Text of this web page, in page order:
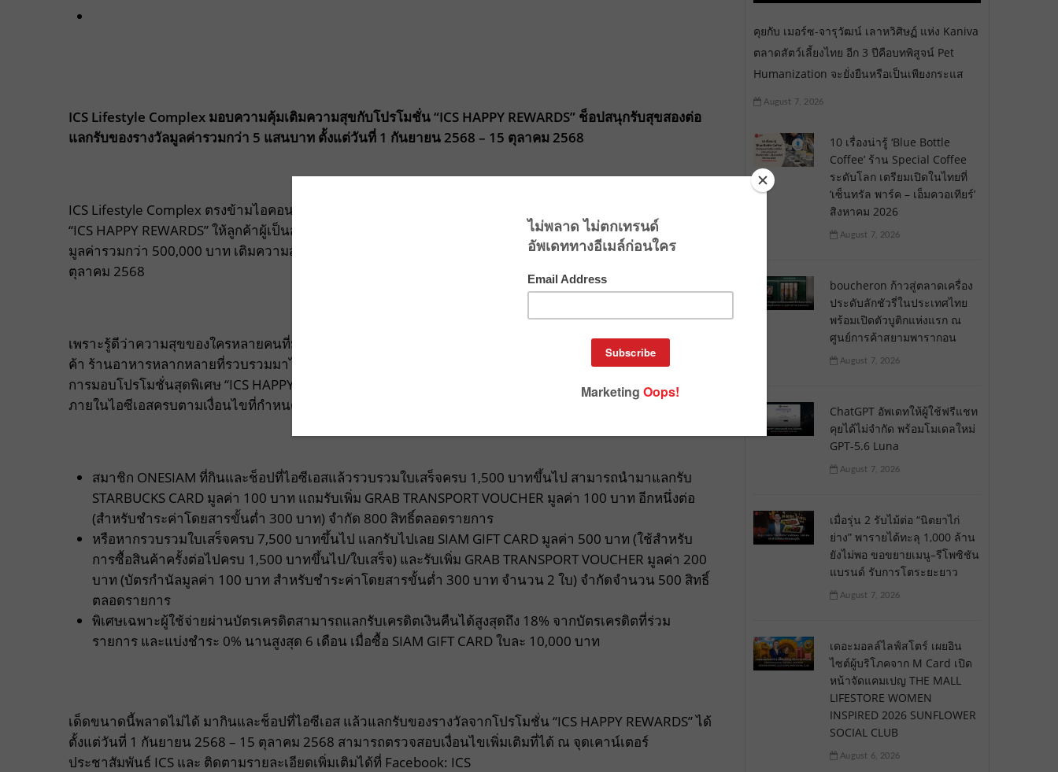
ICS Lifestyle Complex มอบความคุ้มเติมความสุขกับโปรโมชั่น “ICS HAPPY REWARDS” ช็อปสนุกรับสุขสองต่อ
แลกรับของรางวัลมูลค่ารวมกว่า 5 แสนบาท ตั้งแต่วันที่ 1 กันยายน 2568 – 15 ตุลาคม 2568
ICS Lifestyle Complex ตรงข้ามไอคอนสยาม เอาใจขาช้อปและนักชิม ด้วยโปรโมชั่นส่งท้ายปลายฝนต้นหนาว
“ICS HAPPY REWARDS” ให้ลูกค้าผู้เป็นสมาชิก ONESIAM เพลิดเพลินกับการใช้จ่าย แล้วแลกรับของรางวัลสุดพิเศษ
มูลค่ารวมกว่า 500,000 บาท เติมความสุขให้อิ่มอร่อยและช็อปปิ้งแบบคุ้ม ๆ ตั้งแต่วันที่ 1 กันยายน 2568– 15
ตุลาคม 2568
เพราะรู้ดีว่าความสุขของใครหลายคนที่มาเยือนไอซีเอส คือการได้เลือกซื้อของถูกใจ และลิ้มรสความอร่อย จากร้าน
ค้า ร้านอาหารหลากหลายที่รวบรวมมาไว้ครบจบในที่เดียว ไอซีเอสจึงขอเพิ่มรอยยิ้ม เติมความสุขให้มากขึ้น ด้วย
การมอบโปรโมชั่นสุดพิเศษ “ICS HAPPY REWARDS” ที่ไม่ว่าจะกินหรือช็อปก็เพลินได้แบบสุดคุ้ม เพราะเพียงใช้จ่าย
ภายในไอซีเอสครบตามเงื่อนไขที่กำหนดก็แลกรับของรางวัลได้ทันที
สมาชิก ONESIAM ที่กินและช็อปที่ไอซีเอสแล้วรวบรวมใบเสร็จครบ 1,500 บาทขึ้นไป สามารถนำมาแลกรับ
STARBUCKS CARD มูลค่า 100 บาท แถมรับเพิ่ม GRAB TRANSPORT VOUCHER มูลค่า 100 บาท อีกหนึ่งต่อ
(สำหรับชำระค่าโดยสารขั้นต่ำ 300 บาท) จำกัด 800 สิทธิ์ตลอดรายการ
หรือหากรวบรวมใบเสร็จครบ 7,500 บาทขึ้นไป แลกรับไปเลย SIAM GIFT CARD มูลค่า 500 บาท (ใช้สำหรับ
การซื้อสินค้าครั้งต่อไปครบ 1,500 บาทขึ้นไป/ใบเสร็จ) และรับเพิ่ม GRAB TRANSPORT VOUCHER มูลค่า 200
บาท (บัตรกำนัลมูลค่า 100 บาท สำหรับชำระค่าโดยสารขั้นต่ำ 300 บาท จำนวน 2 ใบ) จำกัดจำนวน 500 สิทธิ์
ตลอดรายการ
พิเศษเฉพาะผู้ใช้จ่ายผ่านบัตรเครดิตสามารถแลกรับเครดิตเงินคืนได้สูงสุดถึง 18% จากบัตรเครดิตที่ร่วม
รายการ และแบ่งชำระ 0% นานสูงสุด 6 เดือน เมื่อซื้อ SIAM GIFT CARD ใบละ 10,000 บาท
เด็ดขนาดนี้พลาดไม่ได้ มากินและช็อปที่ไอซีเอส แล้วแลกรับของรางวัลจากโปรโมชั่น “ICS HAPPY REWARDS” ได้
ตั้งแต่วันที่ 1 กันยายน 2568 – 15 ตุลาคม 2568 สามารถตรวจสอบเงื่อนไขเพิ่มเติมที่ได้ ณ จุดเคาน์เตอร์
ประชาสัมพันธ์ ICS และ ติดตามรายละเอียดเพิ่มเติมได้ที่ Facebook: ICS
คุยกับ เมอร์ซ-จารุวัฒน์ เลาหวิศิษฏ์ แห่ง Kaniva
ตลาดสัตว์เลี้ยงไทย อีก 3 ปีคือบทพิสูจน์ Pet
Humanization จะยั่งยืนหรือเป็นเพียงกระแส
August 7, 2026
10 เรื่องน่ารู้ ‘Blue Bottle
Coffee’ ร้าน Special Coffee
ระดับโลก เตรียมเปิดในไทยที่
‘เซ็นทรัล พาร์ค – เอ็มควอเทียร์’
สิงหาคม 2026
August 7, 2026
boucheron ก้าวสู่ตลาดเครื่อง
ประดับลักชัวรี่ในประเทศไทย
พร้อมเปิดตัวบูติกแห่งแรก ณ
ศูนย์การค้าสยามพารากอน
August 7, 2026
ChatGPT อัพเดทให้ผู้ใช้ฟรีแชท
คุยได้ไม่จำกัด พร้อมโมเดลใหม่
GPT-5.6 Luna
August 7, 2026
เมื่อรุ่น 2 รับไม้ต่อ “นิตยาไก่
ย่าง” พารายได้ทะลุ 1,000 ล้าน
ยังไม่พอ ขอขยายเมนู–รีโพซิชัน
แบรนด์ รับการโตระยะยาว
August 7, 2026
เดอะมอลล์ไลฟ์สโตร์ เผยอิน
ไซต์ผู้บริโภคจาก M Card เปิด
หน้าจัดแคมเปญ THE MALL
LIFESTORE WOMEN
INSPIRED 2026 SUNFLOWER
SOCIAL CLUB
August 6, 2026